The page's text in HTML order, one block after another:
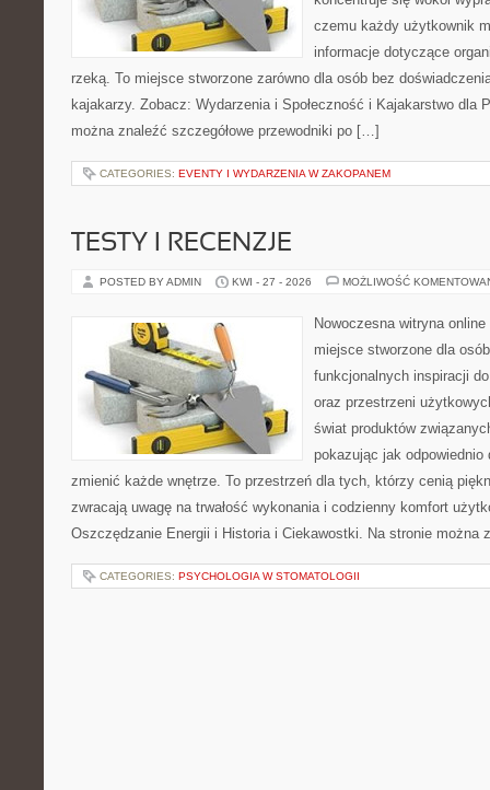
czemu każdy użytkownik
informacje dotyczące
rzeką. To miejsce stworzone zarówno dla osób bez
kajakarzy. Zobacz: Wydarzenia i Społeczność i Kajakarstwo dla
można znaleźć szczegółowe przewodniki po […]
CATEGORIES: EVENTY I WYDARZENIA W ZAKOPANEM
TESTY I RECENZJE
POSTED BY ADMIN KWI - 27 - 2026 MOŻLIWOŚĆ
Nowoczesna witryna
miejsce stworzone dla
funkcjonalnych inspiracji
oraz przestrzeni
świat produktów
pokazując jak odpowiednio
zmienić każde wnętrze. To przestrzeń dla tych, którzy cenią
zwracają uwagę na trwałość wykonania i codzienny komfort
Oszczędzanie Energii i Historia i Ciekawostki. Na stronie można
CATEGORIES: PSYCHOLOGIA W STOMATOLOGII